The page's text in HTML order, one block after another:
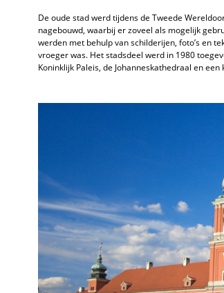
De oude stad werd tijdens de Tweede
nagebouwd, waarbij er zoveel als mogelijk
werden met behulp van schilderijen, foto’s en
vroeger was. Het stadsdeel werd in 1980
Koninklijk Paleis, de Johanneskathedraal en